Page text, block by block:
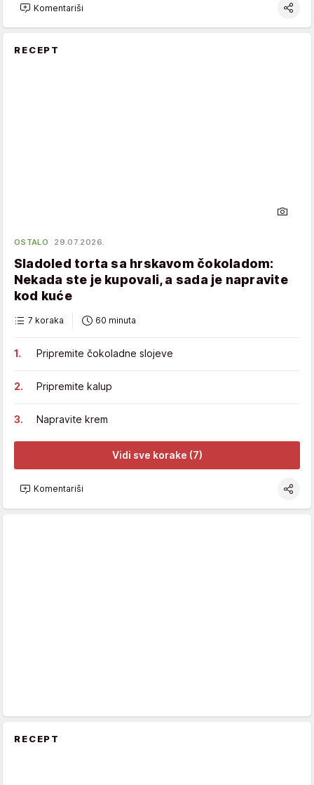
Komentariši
RECEPT
OSTALO 29.07.2026.
Sladoled torta sa hrskavom čokoladom:
Nekada ste je kupovali, a sada je napravite
kod kuće
7 koraka 60 minuta
Pripremite čokoladne slojeve
Pripremite kalup
Napravite krem
Vidi sve korake (7)
Komentariši
RECEPT